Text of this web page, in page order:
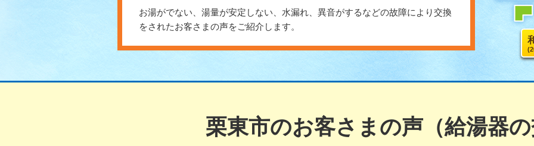
お湯がでない、湯量が安定しない、水漏れ、異音がするなどの故障により交換
をされたお客さまの声をご紹介します。
栗東市のお客さまの声（給湯器